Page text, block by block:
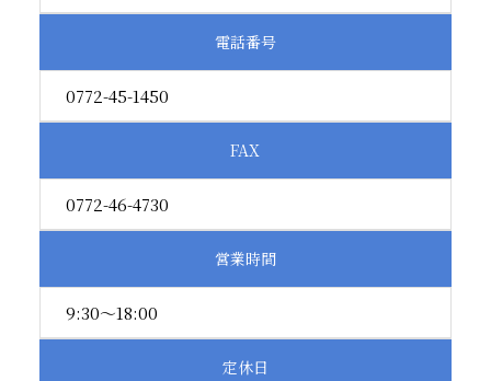
電話番号
0772-45-1450
FAX
0772-46-4730
営業時間
9:30～18:00
定休日